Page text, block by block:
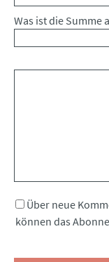
Was ist die Summe
Über neue
können das